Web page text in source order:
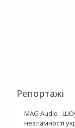
Репортажі
MAG Audio :
незламності